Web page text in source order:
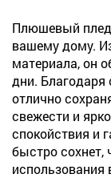
Плюшевый плед
вашему дому.
материала, он
дни. Благодаря
отлично
свежести и
спокойствия и
быстро сохнет,